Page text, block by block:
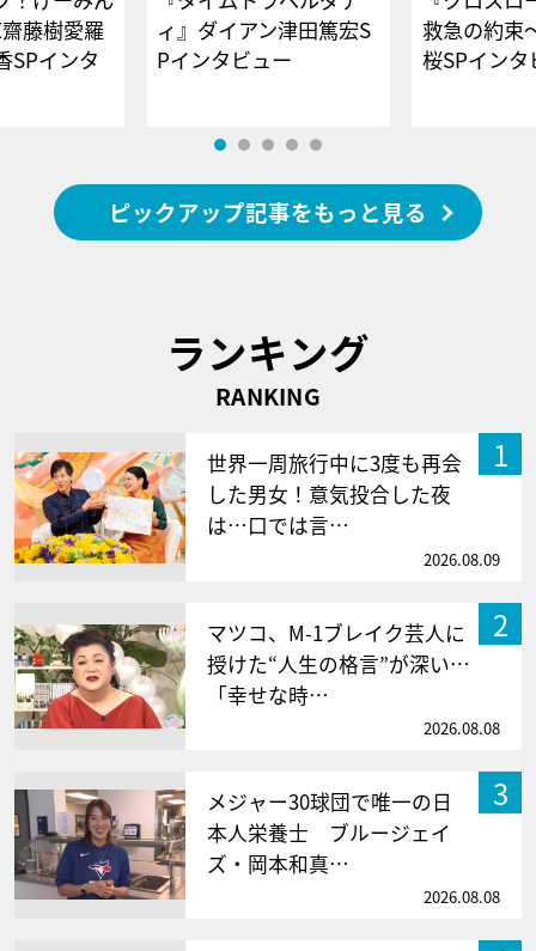
藤樹愛羅
SPインタ
ィ』ダイアン津田篤宏S
Pインタビュー
救急の約束
桜SPイ
ピックアップ記事をもっと見る
ランキング
RANKING
1
世界一周旅行中に3度も再会
した男女！意気投合した夜
は…口では言…
2026.08.09
2
マツコ、M-1ブレイク芸人に
授けた“人生の格言”が深い…
「幸せな時…
2026.08.08
3
メジャー30球団で唯一の日
本人栄養士 ブルージェイ
ズ・岡本和真…
2026.08.08